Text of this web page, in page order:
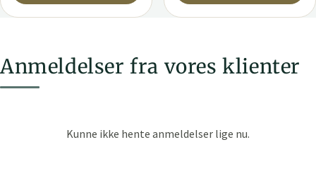
Anmeldelser fra vores klienter